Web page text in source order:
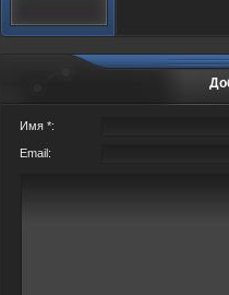
Имя *:
Email: